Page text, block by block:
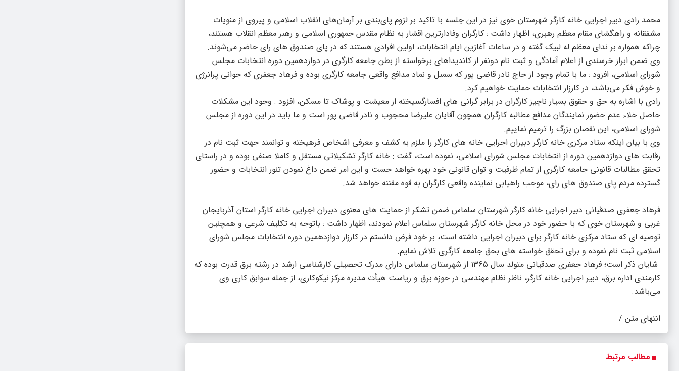
محمد رادی دبیر اجرایی خانه کارگر شهرستان خوی نیز در این جلسه با تاکید بر لزوم پای‌بندی بر آرمان‌های انقلاب اسلامی و پیروی از منویات
مشفقانه و راهگشای مقام معظم رهبری، اظهار داشت : کارگران وفادارترین اقشار به نظام مقدس جمهوری اسلامی و رهبر معظم انقلاب هستند،
چراکه همواره بر ندای معظم له لبیک گفته و در ساعات آغازین ایام انتخابات، اولین افرادی هستند که در پای صندوق های رای حاضر می‌شوند.
وی ضمن ابراز خرسندی از اعلام آمادگی و ثبت نام دونفر از کاندیداهای برخواسته از بطن جامعه کارگری در دوازدهمین دوره انتخابات مجلس
شورای اسلامی، افزود : ما با تمام وجود از حاج نادر قاضی پور که سمبل و نماد مدافع واقعی جامعه کارگری بوده و فرهاد جعفری که جوانی پرانرژی
و خوش فکر می‌باشد، در کارزار انتخابات حمایت خواهیم کرد.
رادی با اشاره به حق و حقوق بسیار ناچیز کارگران در برابر گرانی های افسارگسیخته از معیشت و پوشاک تا مسکن، افزود : وجود این مشکلات
حاصل خلاء عدم حضور نمایندگان مدافع مطالبه کارگران همچون آقایان علیرضا محجوب و نادر قاضی پور است و ما باید در این دوره از مجلس
شورای اسلامی، این نقصان بزرگ را ترمیم نماییم.
وی با بیان اینکه ستاد مرکزی خانه کارگر دبیران اجرایی خانه های کارگر را ملزم به کشف و معرفی اشخاص فرهیخته و توانمند جهت ثبت نام در
رقابت های دوازدهمین دوره از انتخابات مجلس شورای اسلامی، نموده است، گفت : خانه کارگر تشکیلاتی مستقل و کاملا صنفی بوده و در راستای
تحقق مطالبات قانونی جامعه کارگری از تمام ظرفیت و توان قانونی خود بهره خواهد جست و این امر ضمن داغ نمودن تنور انتخابات و حضور
گسترده مردم پای صندوق های رای، موجب راهیابی نماینده واقعی کارگران به قوه مقننه خواهد شد.
فرهاد جعفری صدقیانی دبیر اجرایی خانه کارگر شهرستان سلماس ضمن تشکر از حمایت های معنوی دبیران اجرایی خانه کارگر استان آذربایجان
غربی و شهرستان خوی که با حضور خود در محل خانه کارگر شهرستان سلماس اعلام نمودند، اظهار داشت : باتوجه به تکلیف شرعی و همچنین
توصیه ای که ستاد مرکزی خانه کارگر برای دبیران اجرایی داشته است، بر خود فرض دانستم در کارزار دوازدهمین دوره انتخابات مجلس شورای
اسلامی ثبت نام نموده و برای تحقق خواسته های بحق جامعه کارگری تلاش نمایم.
شایان ذکر است؛ فرهاد جعفری صدقیانی متولد سال ۱۳۶۵ از شهرستان سلماس دارای مدرک تحصیلی کارشناسی ارشد در رشته برق قدرت بوده که
کارمندی اداره برق، دبیر اجرایی خانه کارگر، ناظر نظام مهندسی در حوزه برق و ریاست هیأت مدیره مرکز نیکوکاری، از جمله سوابق کاری وی
می‌باشد.
انتهای متن /
مطالب مرتبط